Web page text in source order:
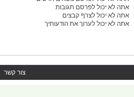
אתהלא יכול לפרסם תגובות
אתהלא יכול לצרף קבצים
אתהלא יכול לערוך את הודעותיך
צור קשר